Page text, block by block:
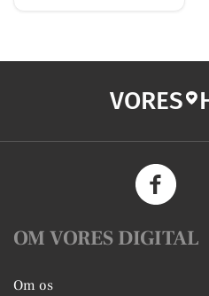
VORES
OM VORES DIGITAL
Om os